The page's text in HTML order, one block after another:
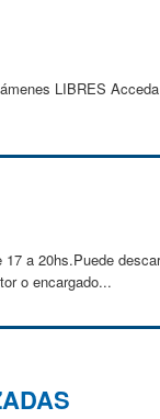
LIBRES
a 20hs.Puede
o encargado...